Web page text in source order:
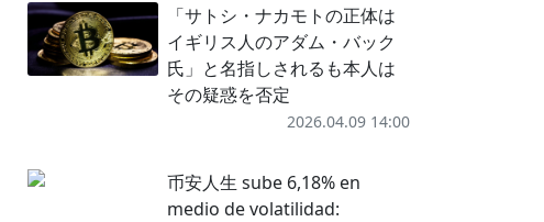
「サトシ・ナカモトの正体は
イギリス人のアダム・バック
氏」と名指しされるも本人は
その疑惑を否定
2026.04.09 14:00
币安人生 sube 6,18% en
medio de volatilidad: